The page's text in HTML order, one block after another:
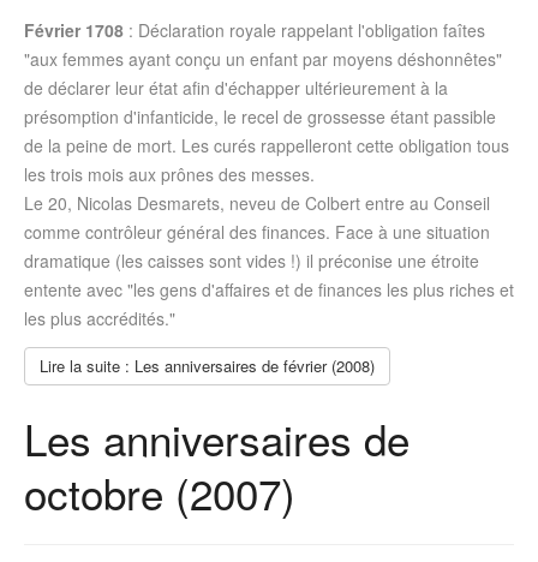
Février 1708 : Déclaration royale rappelant l'obligation faîtes
"aux femmes ayant conçu un enfant par moyens déshonnêtes"
de déclarer leur état afin d'échapper ultérieurement à la
présomption d'infanticide, le recel de grossesse étant passible
de la peine de mort. Les curés rappelleront cette obligation tous
les trois mois aux prônes des messes.
Le 20, Nicolas Desmarets, neveu de Colbert entre au Conseil
comme contrôleur général des finances. Face à une situation
dramatique (les caisses sont vides !) il préconise une étroite
entente avec "les gens d'affaires et de finances les plus riches et
les plus accrédités."
Lire la suite : Les anniversaires de février (2008)
Les anniversaires de
octobre (2007)